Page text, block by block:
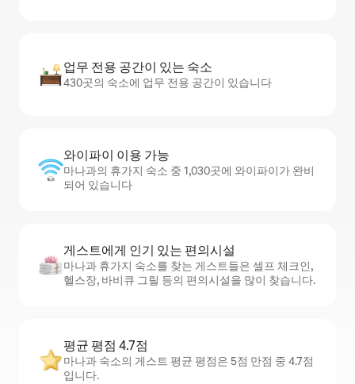
업무 전용 공간이 있는 숙소
430곳의 숙소에 업무 전용 공간이 있습니다
와이파이 이용 가능
마나과의 휴가지 숙소 중 1,030곳에 와이파이가 완비
되어 있습니다
게스트에게 인기 있는 편의시설
마나과 휴가지 숙소를 찾는 게스트들은 셀프 체크인,
헬스장, 바비큐 그릴 등의 편의시설을 많이 찾습니다.
평균 평점 4.7점
마나과 숙소의 게스트 평균 평점은 5점 만점 중 4.7점
입니다.